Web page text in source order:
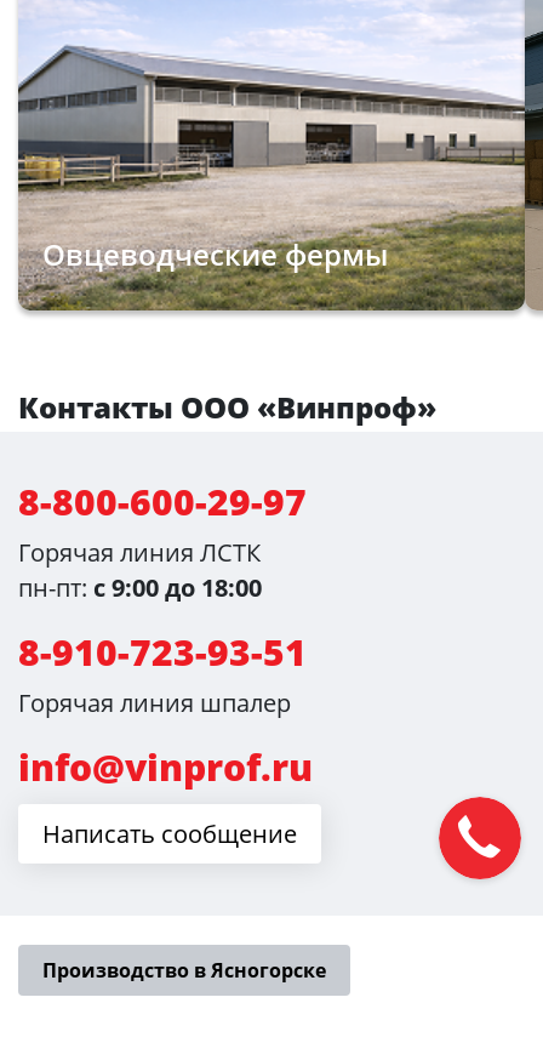
Овцеводческие фермы
Контакты ООО «Винпроф»
8-800-600-29-97
Горячая линия ЛСТК
пн-пт: с 9:00 до 18:00
8-910-723-93-51
Горячая линия шпалер
info@vinprof.ru
Написать сообщение
Производство в Ясногорске